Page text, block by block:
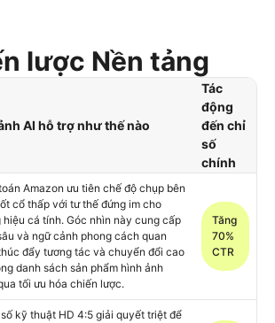
lược Nền tảng
AI hỗ trợ như thế nào
Tác
động
đến chỉ
số
chính
Amazon ưu tiên chế độ chụp bên
cổ thấp với tư thế đứng im cho
hiệu cá tính. Góc nhìn này cung cấp
và ngữ cảnh phong cách quan
đẩy tương tác và chuyển đổi cao
danh sách sản phẩm hình ảnh
tối ưu hóa chiến lược.
Tăng
70%
CTR
kỹ thuật HD 4:5 giải quyết triệt để